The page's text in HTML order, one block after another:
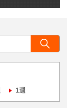
1週